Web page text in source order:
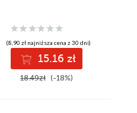
(8,90 zł najniższa cena z 30 dni)
15.16 zł
18.49zł (-18%)